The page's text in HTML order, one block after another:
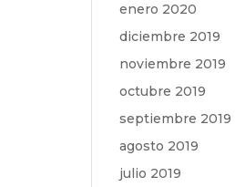
enero 2020
diciembre 2019
noviembre 2019
octubre 2019
septiembre 2019
agosto 2019
julio 2019